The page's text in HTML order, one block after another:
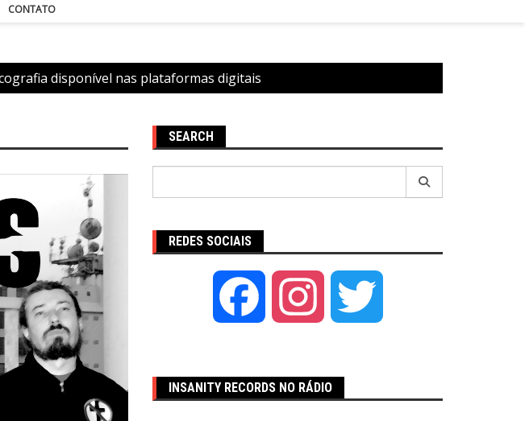
CONTATO
disponível nas plataformas digitais
SEARCH
REDES SOCIAIS
Facebook Instagram
INSANITY RECORDS NO RÁDIO